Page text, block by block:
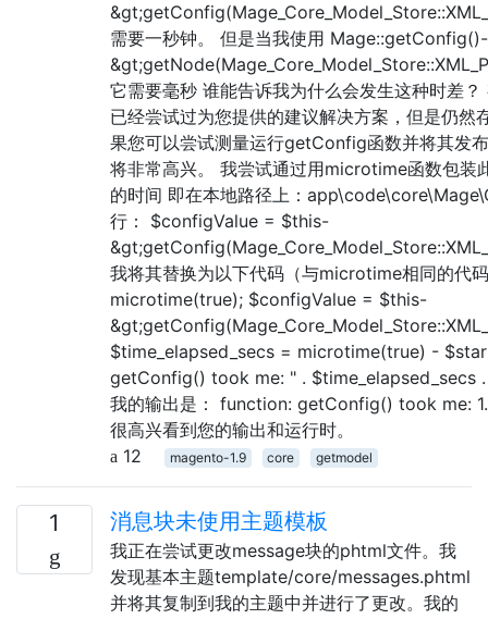
需要一秒钟。 但是当我使用 Mage::getConfig()-
它需要毫秒 谁能告诉我为什么会发生这种时差
已经尝试过为您提供的建议解决方案，但是仍然
果您可以尝试测量运行getConfig函数并将其发
将非常高兴。 我尝试通过用microtime函数包装
的时间 即在本地路径上：
行： $configValue = $this-
我将其替换为以下代码（与microtime相同的代
microtime(true); $configValue = $this-
$time_elapsed_secs = microtime(true) -
getConfig() took me: " . $time_elapsed_secs
我的输出是： function: getConfig() took me:
很高兴看到您的输出和运行时。
12
magento-1.9 core getmodel
1 消息块未使用主题模板
我正在尝试更改message块的phtml文件。我
发现基本主题template/core/messages.phtml
并将其复制到我的主题中并进行了更改。我的